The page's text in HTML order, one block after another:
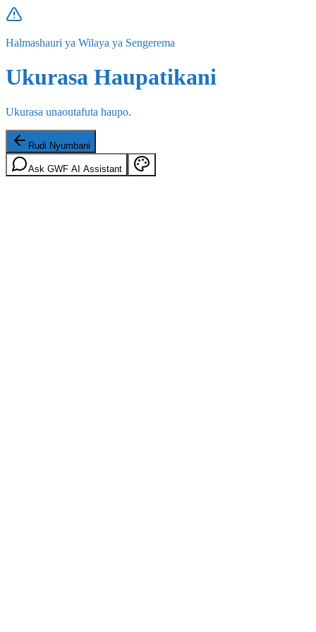
Halmashauri ya Wilaya ya Sengerema
Ukurasa Haupatikani
Ukurasa unaoutafuta haupo.
Rudi Nyumbani
Ask GWF AI Assistant